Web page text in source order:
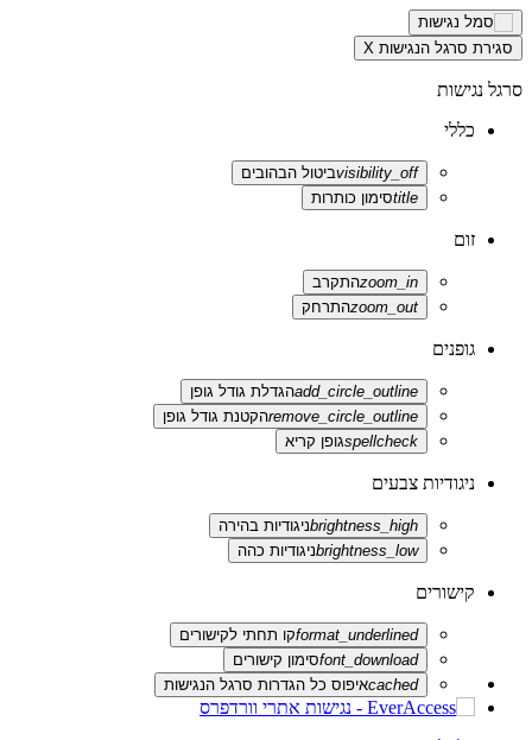
סגירת סרגל הנגישות X
סרגל נגישות
כללי
visibility_offביטול הבהובים
titleסימון כותרות
זום
zoom_inהתקרב
zoom_outהתרחק
גופנים
add_circle_outlineהגדלת גודל גופן
remove_circle_outlineהקטנת גודל גופן
spellcheckגופן קריא
ניגודיות צבעים
brightness_highניגודיות בהירה
brightness_lowניגודיות כהה
קישורים
format_underlinedקו תחתי לקישורים
font_downloadסימון קישורים
cachedאיפוס כל הגדרות סרגל הנגישות